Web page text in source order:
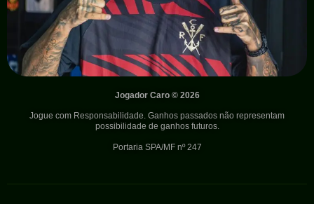
Jogador Caro © 2026
Jogue com Responsabilidade. Ganhos passados não representam
possibilidade de ganhos futuros.
Portaria SPA/MF nº 247